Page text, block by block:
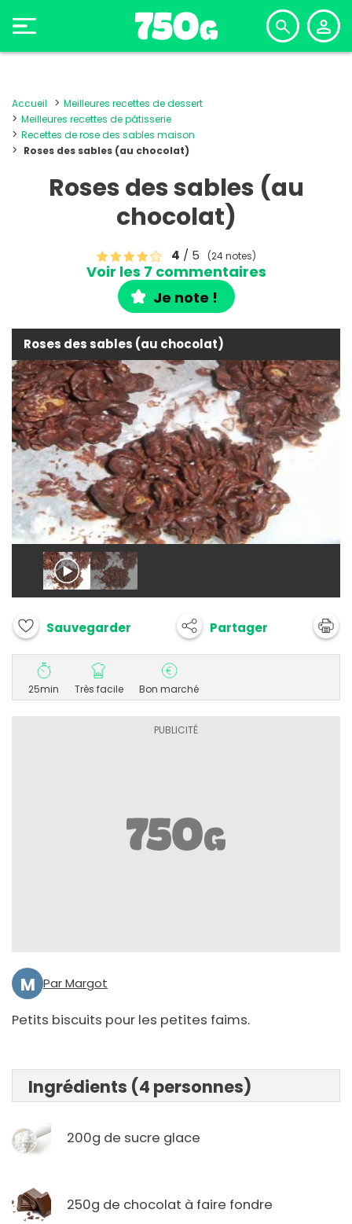
Accueil
Meilleures recettes de dessert
Meilleures recettes de pâtisserie
Recettes de rose des sables maison
Roses des sables (au chocolat)
Roses des sables (au
chocolat)
4 / 5 (24 notes)
Voir les 7 commentaires
Je note !
Roses des sables (au chocolat)
Sauvegarder Partager
25min Très facile Bon marché
M Par Margot
Petits biscuits pour les petites faims.
Ingrédients (4 personnes)
200g de sucre glace
250g de chocolat à faire fondre